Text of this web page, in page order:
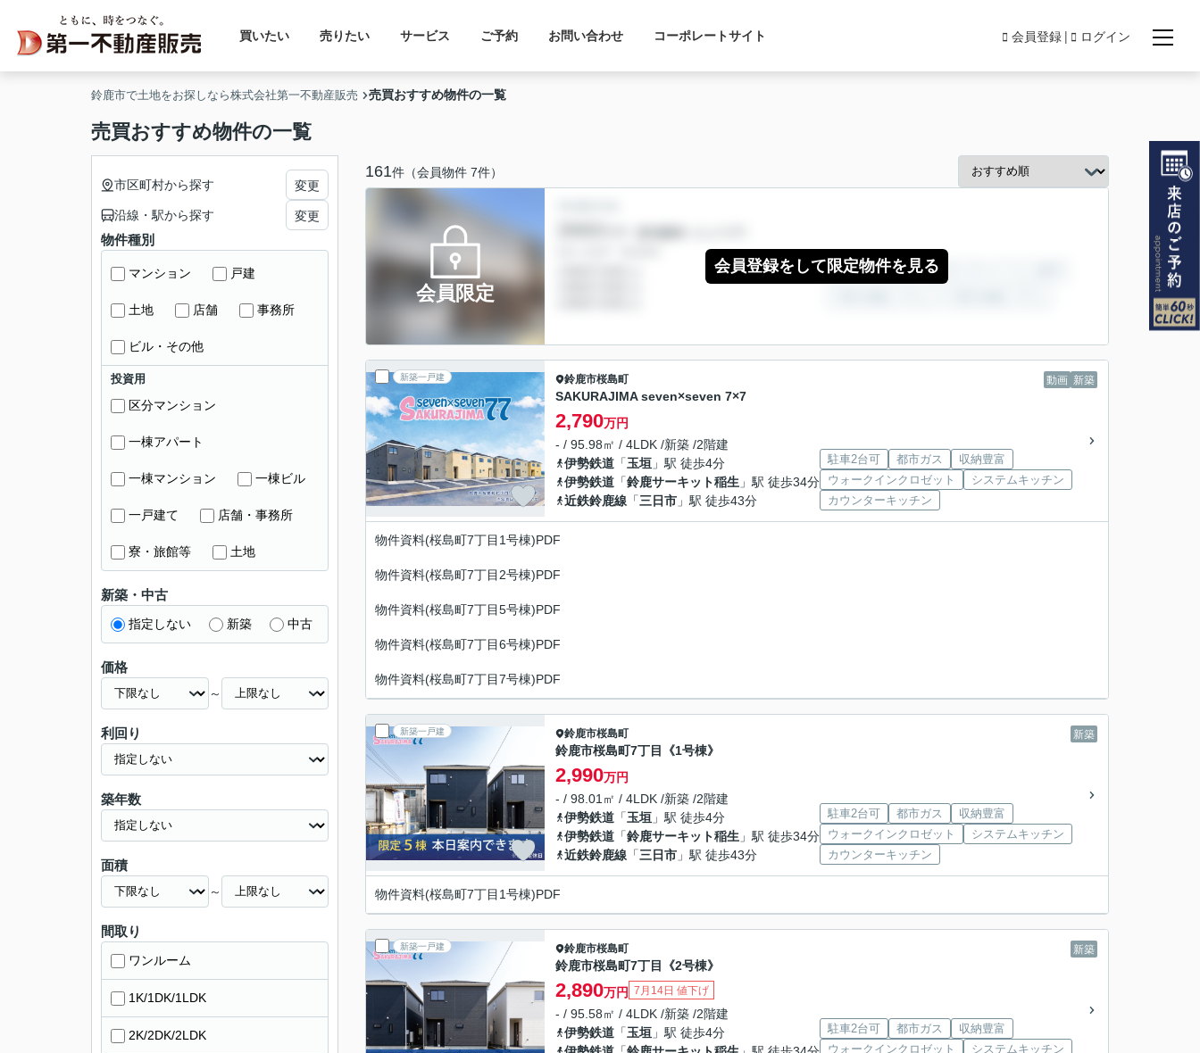
買いたい 売りたい サービス ご予約 お問い合わせ コーポレートサイト 会員登録 ログイン
鈴鹿市で土地をお探しなら株式会社第一不動産販売 売買おすすめ物件の一覧
売買おすすめ物件の一覧
161件（会員物件 7件）
会員限定
会員登録をして限定物件を見る
新築一戸建 動画 新築
鈴鹿市桜島町
SAKURAJIMA seven×seven 7×7
2,790万円
- / 95.98㎡ / 4LDK /新築 /2階建
伊勢鉄道 「玉垣 」駅 徒歩4分
伊勢鉄道 「鈴鹿サーキット稲生 」駅 徒歩34分
近鉄鈴鹿線 「三日市 」駅 徒歩43分
駐車2台可 都市ガス
収納豊富
ウォークインクロゼット
システムキッチン
カウンターキッチン
物件資料(桜島町7丁目1号棟)PDF
物件資料(桜島町7丁目2号棟)PDF
物件資料(桜島町7丁目5号棟)PDF
物件資料(桜島町7丁目6号棟)PDF
物件資料(桜島町7丁目7号棟)PDF
新築一戸建 新築
鈴鹿市桜島町
鈴鹿市桜島町7丁目《1号棟》
2,990万円
- / 98.01㎡ / 4LDK /新築 /2階建
伊勢鉄道 「玉垣 」駅 徒歩4分
伊勢鉄道 「鈴鹿サーキット稲生 」駅 徒歩34分
近鉄鈴鹿線 「三日市 」駅 徒歩43分
駐車2台可 都市ガス
収納豊富
ウォークインクロゼット
システムキッチン
カウンターキッチン
物件資料(桜島町7丁目1号棟)PDF
新築一戸建 新築
鈴鹿市桜島町
鈴鹿市桜島町7丁目《2号棟》
2,890万円 7月14日 値下げ
- / 95.58㎡ / 4LDK /新築 /2階建
伊勢鉄道 「玉垣 」駅 徒歩4分
駐車2台可 都市ガス
収納豊富
ウォークインクロゼット
システムキッチン
市区町村から探す 変更
沿線・駅から探す 変更
物件種別
マンション 戸建
土地 店舗 事務所
ビル・その他
投資用
区分マンション
一棟アパート
一棟マンション 一棟ビル
一戸建て 店舗・事務所
寮・旅館等 土地
新築・中古
指定しない 新築 中古
価格
～
利回り
築年数
面積
～
間取り
ワンルーム
1K/1DK/1LDK
2K/2DK/2LDK